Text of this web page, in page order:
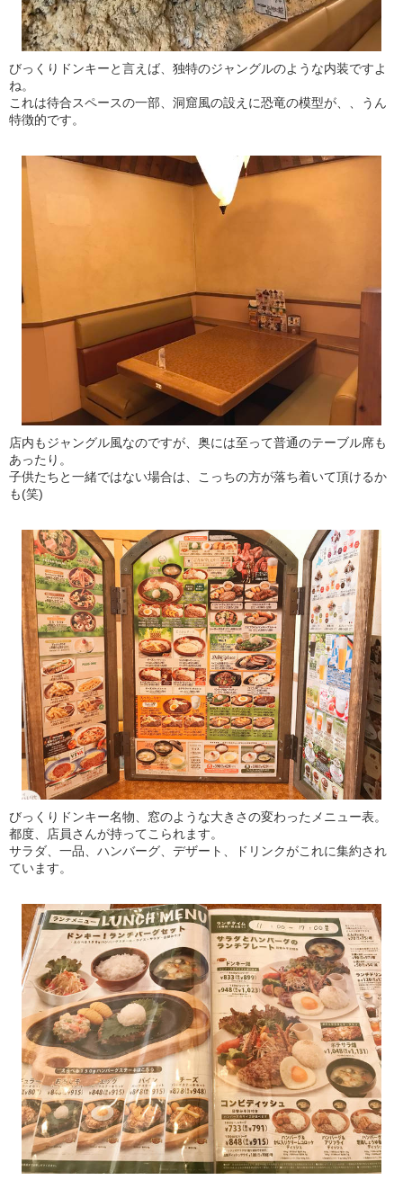
びっくりドンキーと言えば、独特のジャングルのような内装ですよ
ね。
これは待合スペースの一部、洞窟風の設えに恐竜の模型が、、うん
特徴的です。
店内もジャングル風なのですが、奥には至って普通のテーブル席も
あったり。
子供たちと一緒ではない場合は、こっちの方が落ち着いて頂けるか
も(笑)
びっくりドンキー名物、窓のような大きさの変わったメニュー表。
都度、店員さんが持ってこられます。
サラダ、一品、ハンバーグ、デザート、ドリンクがこれに集約され
ています。